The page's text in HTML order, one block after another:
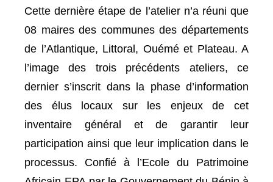
Cette dernière étape de l’atelier n’a réuni que
08 maires des communes des départements
de l’Atlantique, Littoral, Ouémé et Plateau. A
l’image des trois précédents ateliers, ce
dernier s’inscrit dans la phase d’information
des élus locaux sur les enjeux de cet
inventaire général et de garantir leur
participation ainsi que leur implication dans le
processus. Confié à l’Ecole du Patrimoine